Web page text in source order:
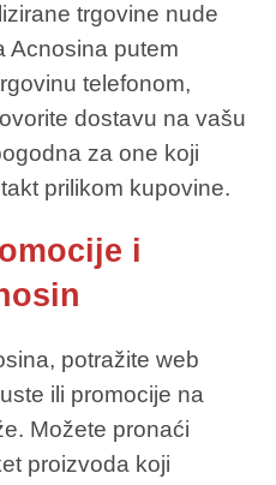
trgovine nude
Acnosina putem
telefonom,
dostavu na vašu
za one koji
prilikom kupovine.
i
potražite web
ili promocije na
Možete pronaći
proizvoda koji